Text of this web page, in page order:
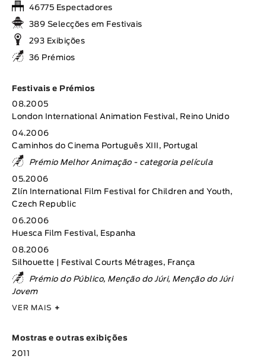
46775 Espectadores
389 Selecções em Festivais
293 Exibições
36 Prémios
Festivais e Prémios
08.2005
London International Animation Festival, Reino Unido
04.2006
Caminhos do Cinema Português XIII, Portugal
Prémio Melhor Animação - categoria película
05.2006
Zlín International Film Festival for Children and Youth,
Czech Republic
06.2006
Huesca Film Festival, Espanha
08.2006
Silhouette | Festival Courts Métrages, França
Prémio do Público, Menção do Júri, Menção do Júri
Jovem
VER MAIS +
Mostras e outras exibições
2011